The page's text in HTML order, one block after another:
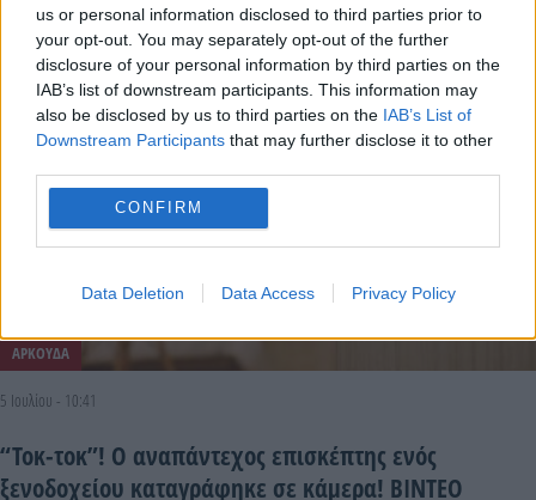
us or personal information disclosed to third parties prior to
your opt-out. You may separately opt-out of the further
disclosure of your personal information by third parties on the
IAB’s list of downstream participants. This information may
also be disclosed by us to third parties on the IAB’s List of
Downstream Participants that may further disclose it to other
CONFIRM
Data Deletion Data Access Privacy Policy
Χάσκι ήρωας γίνεται “ασπίδα” και προστατεύει
παιδάκι από αρκούδα! Φοβερό ΒΙΝΤΕΟ
ΑΡΚΟΥΔΑ
5 Ιουλίου - 10:41
“Τοκ-τοκ”! Ο αναπάντεχος επισκέπτης ενός
ξενοδοχείου καταγράφηκε σε κάμερα! ΒΙΝΤΕΟ